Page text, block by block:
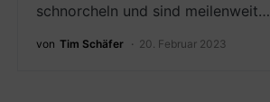
schnorcheln und sind meilenweit…
von Tim Schäfer 20. Februar 2023